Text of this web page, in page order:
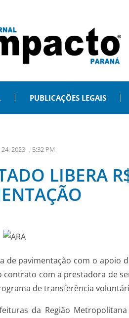
PUBLICAÇÕES LEGAIS
24, 2023 , 5:32 PM
LIBERA
pavimentação com o apoio
com a prestadora de
de transferência
da Região